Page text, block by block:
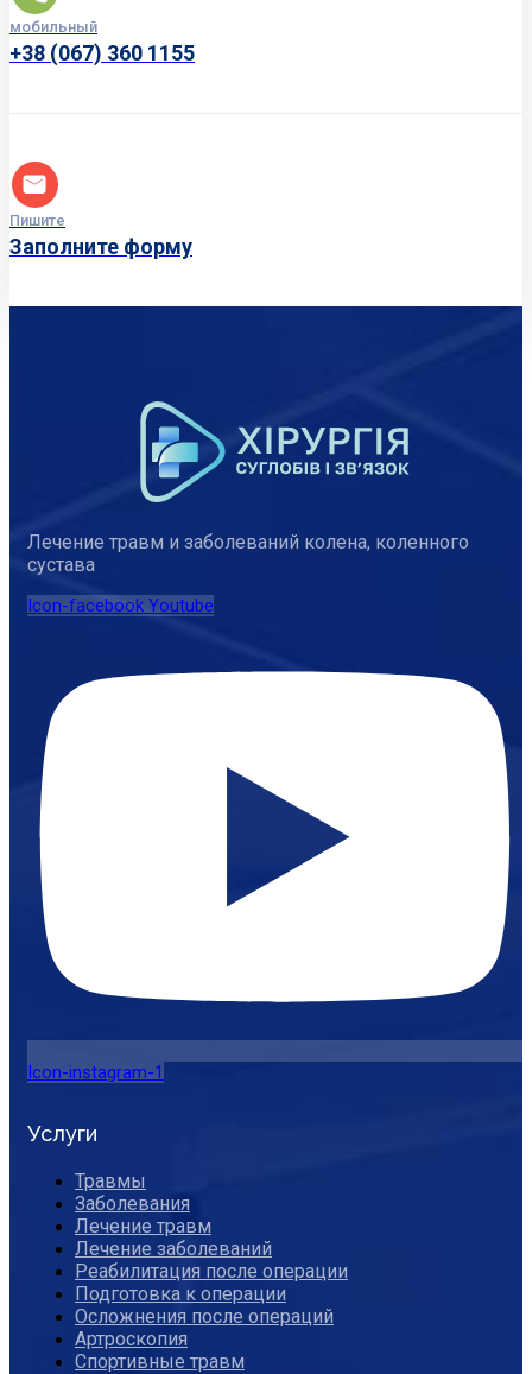
мобильный
+38 (067) 360 1155
Пишите
Заполните форму
Лечение травм и заболеваний колена, коленного
сустава
Icon-facebook Youtube
Icon-instagram-1
Услуги
Травмы
Заболевания
Лечение травм
Лечение заболеваний
Реабилитация после операции
Подготовка к операции
Осложнения после операций
Артроскопия
Спортивные травм